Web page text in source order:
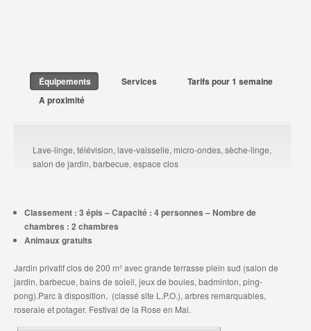
Équipements Services
Tarifs pour 1 semaine
A proximité
Lave-linge, télévision, lave-vaisselle, micro-ondes, sèche-linge,
salon de jardin, barbecue, espace clos
Classement : 3 épis – Capacité : 4 personnes – Nombre de
chambres : 2 chambres
Animaux gratuits
Jardin privatif clos de 200 m² avec grande terrasse plein sud (salon de
jardin, barbecue, bains de soleil, jeux de boules, badminton, ping-
pong).Parc à disposition, (classé site L.P.O.), arbres remarquables,
roseraie et potager. Festival de la Rose en Mai.